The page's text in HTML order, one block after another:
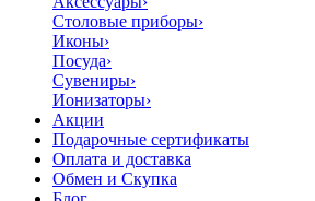
Столовые приборы›
Иконы›
Посуда›
Сувениры›
Ионизаторы›
Акции
Подарочные сертификаты
Оплата и доставка
Обмен и Скупка